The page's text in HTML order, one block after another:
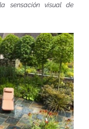
sensación visual de